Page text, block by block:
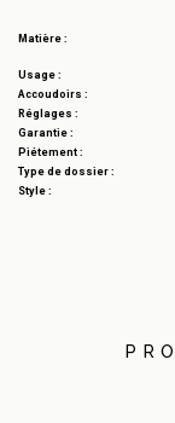
Matière :
Usage :
Accoudoirs :
Réglages :
Garantie :
Piétement :
Type de dossier :
Style :